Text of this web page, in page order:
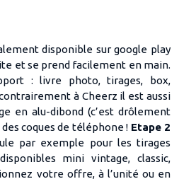
disponible sur google play
et se prend facilement en main.
: livre photo, tirages, box,
à Cheerz il est aussi
en alu-dibond (c’est drôlement
coques de téléphone ! Etape 2
par exemple pour les tirages
mini vintage, classic,
votre offre, à l’unité ou en